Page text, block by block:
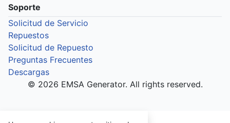
Soporte
Solicitud de Servicio
Repuestos
Solicitud de Repuesto
Preguntas Frecuentes
Descargas
© 2026 EMSA Generator. All rights reserved.